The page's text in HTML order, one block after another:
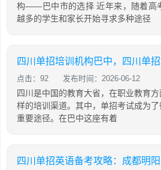
构——巴中市的选择 近年来，随着高
越多的学生和家长开始寻求多种途径
点击：92 发布时间：2026-06-12
四川是中国的教育大省，在职业教育
样的培训渠道。其中，单招考试成为
重要途径。在巴中这座有着